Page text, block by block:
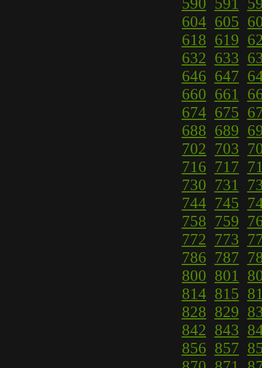
590 591
604 605
618 619
632 633
646 647
660 661
674 675
688 689
702 703
716 717
730 731
744 745
758 759
772 773
786 787
800 801
814 815
828 829
842 843
856 857